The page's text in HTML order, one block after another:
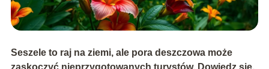
Seszele to raj na ziemi, ale pora deszczowa może